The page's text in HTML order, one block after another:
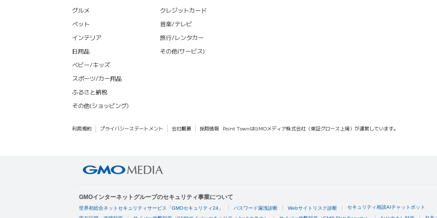
グルメ
ペット
インテリア
日用品
ベビー/キッズ
スポーツ/カー用品
ふるさと納税
その他(ショッピング)
クレジットカード
音楽/テレビ
旅行/レンタカー
その他(サービス)
利用規約 プライバシーステートメント 会社概要 採用情報 Point TownはGMOメディア株式会社（東証グロース上場）が運営しています。
GMOインターネットグループのセキュリティ事業について
世界初総合ネットセキュリティサービス「GMOセキュリティ24」 パスワード漏洩診断 Webサイトリスク診断 セキュリティ相談AIチャットボット